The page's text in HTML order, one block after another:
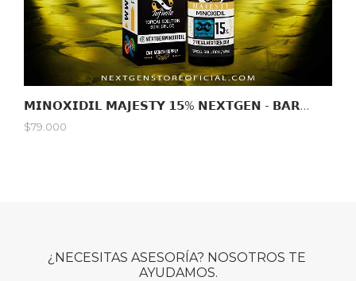
𝗠𝗜𝗡𝗢𝗫𝗜𝗗𝗜𝗟 𝗠𝗔𝗝𝗘𝗦𝗧𝗬 𝟭𝟱% 𝗡𝗘𝗫𝗧𝗚𝗘𝗡 - 𝗕𝗔𝗥𝗕𝗔 & 𝗖𝗔𝗕𝗘𝗟𝗟𝗢 /𝟲𝟬𝗠𝗟
$79.000
¿NECESITAS ASESORÍA? NOSOTROS TE
AYUDAMOS.